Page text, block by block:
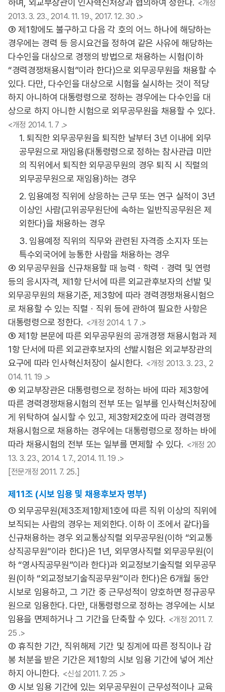
하며, 외교부장관이 인사혁신처장과 협의하여 정한다. <개정
2013. 3. 23., 2014. 11. 19., 2017. 12. 30 .>
③ 제1항에도 불구하고 다음 각 호의 어느 하나에 해당하는
경우에는 경력 등 응시요건을 정하여 같은 사유에 해당하는
다수인을 대상으로 경쟁의 방법으로 채용하는 시험(이하
“경력경쟁채용시험”이라 한다)으로 외무공무원을 채용할 수
있다. 다만, 다수인을 대상으로 시험을 실시하는 것이 적당
하지 아니하여 대통령령으로 정하는 경우에는 다수인을 대
상으로 하지 아니한 시험으로 외무공무원을 채용할 수 있다.
<개정 2014. 1. 7 .>
1. 퇴직한 외무공무원을 퇴직한 날부터 3년 이내에 외무
공무원으로 재임용(대통령령으로 정하는 참사관급 미만
의 직위에서 퇴직한 외무공무원의 경우 퇴직 시 직렬의
외무공무원으로 재임용)하는 경우
2. 임용예정 직위에 상응하는 근무 또는 연구 실적이 3년
이상인 사람(고위공무원단에 속하는 일반직공무원은 제
외한다)을 채용하는 경우
3. 임용예정 직위의 직무와 관련된 자격증 소지자 또는
특수외국어에 능통한 사람을 채용하는 경우
④ 외무공무원을 신규채용할 때 능력ㆍ학력ㆍ경력 및 연령
등의 응시자격, 제1항 단서에 따른 외교관후보자의 선발 및
외무공무원의 채용기준, 제3항에 따라 경력경쟁채용시험으
로 채용할 수 있는 직렬ㆍ직위 등에 관하여 필요한 사항은
대통령령으로 정한다. <개정 2014. 1. 7 .>
⑤ 제1항 본문에 따른 외무공무원의 공개경쟁 채용시험과 제
1항 단서에 따른 외교관후보자의 선발시험은 외교부장관의
요구에 따라 인사혁신처장이 실시한다. <개정 2013. 3. 23., 2
014. 11. 19 .>
⑥ 외교부장관은 대통령령으로 정하는 바에 따라 제3항에
따른 경력경쟁채용시험의 전부 또는 일부를 인사혁신처장에
게 위탁하여 실시할 수 있고, 제3항제2호에 따라 경력경쟁
채용시험으로 채용하는 경우에는 대통령령으로 정하는 바에
따라 채용시험의 전부 또는 일부를 면제할 수 있다. <개정 20
13. 3. 23., 2014. 1. 7., 2014. 11. 19 .>
[전문개정 2011. 7. 25.]
제11조 (시보 임용 및 채용후보자 명부)
① 외무공무원(제3조제1항제1호에 따른 직위 이상의 직위에
보직되는 사람의 경우는 제외한다. 이하 이 조에서 같다)을
신규채용하는 경우 외교통상직렬 외무공무원(이하 “외교통
상직공무원”이라 한다)은 1년, 외무영사직렬 외무공무원(이
하 “영사직공무원”이라 한다)과 외교정보기술직렬 외무공무
원(이하 “외교정보기술직공무원”이라 한다)은 6개월 동안
시보로 임용하고, 그 기간 중 근무성적이 양호하면 정규공무
원으로 임용한다. 다만, 대통령령으로 정하는 경우에는 시보
임용을 면제하거나 그 기간을 단축할 수 있다. <개정 2011. 7.
25 .>
② 휴직한 기간, 직위해제 기간 및 징계에 따른 정직이나 감
봉 처분을 받은 기간은 제1항의 시보 임용 기간에 넣어 계산
하지 아니한다. <신설 2011. 7. 25 .>
③ 시보 임용 기간에 있는 외무공무원이 근무성적이나 교육